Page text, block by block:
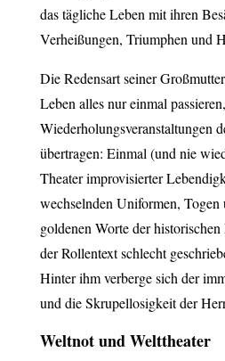
das tägliche Leben mit ihren
Verheißungen, Triumphen und
Die Redensart seiner
Leben alles nur einmal
Wiederholungsveranstaltungen
übertragen: Einmal (und nie
Theater improvisierter
wechselnden Uniformen,
goldenen Worte der
der Rollentext schlecht
Hinter ihm verberge sich der
und die Skrupellosigkeit der
Weltnot und Welttheater